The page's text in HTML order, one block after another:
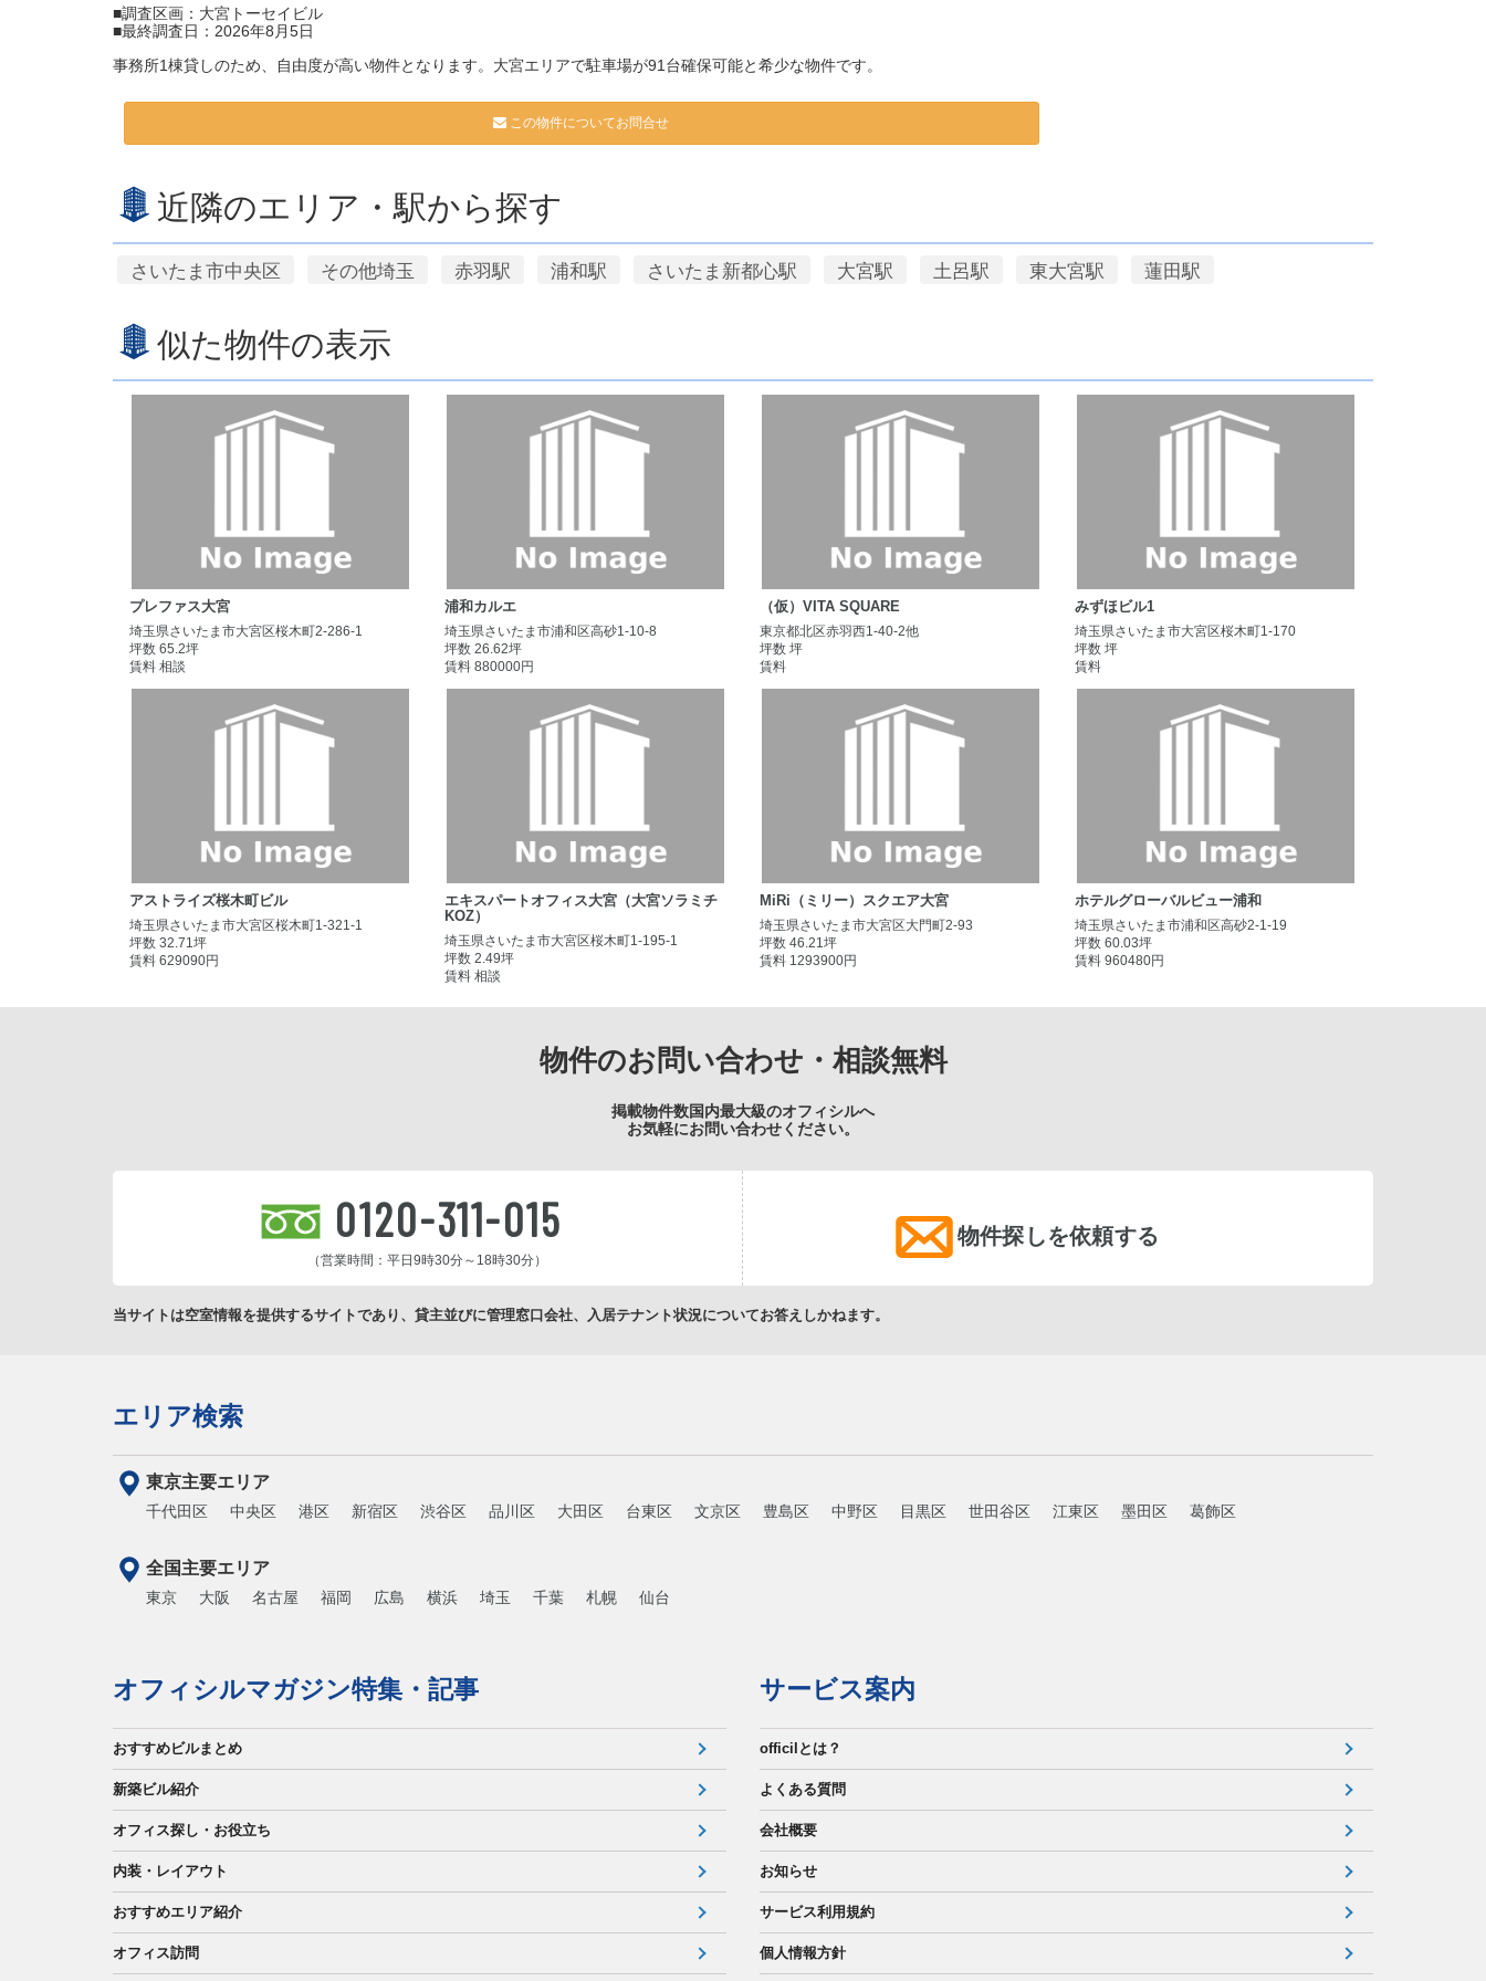
■調査区画：大宮トーセイビル
■最終調査日：2026年8月5日
事務所1棟貸しのため、自由度が高い物件となります。大宮エリアで駐車場が91台確保可能と希少な物件です。
この物件についてお問合せ
近隣のエリア・駅から探す
さいたま市中央区 その他埼玉 赤羽駅 浦和駅 さいたま新都心駅 大宮駅 土呂駅 東大宮駅 蓮田駅
似た物件の表示
プレファス大宮
埼玉県さいたま市大宮区桜木町2-286-1
坪数 65.2坪
賃料 相談
浦和カルエ
埼玉県さいたま市浦和区高砂1-10-8
坪数 26.62坪
賃料 880000円
（仮）VITA SQUARE
東京都北区赤羽西1-40-2他
坪数 坪
賃料
みずほビル1
埼玉県さいたま市大宮区桜木町1-170
坪数 坪
賃料
アストライズ桜木町ビル
埼玉県さいたま市大宮区桜木町1-321-1
坪数 32.71坪
賃料 629090円
エキスパートオフィス大宮（大宮ソラミチ
KOZ）
埼玉県さいたま市大宮区桜木町1-195-1
坪数 2.49坪
賃料 相談
MiRi（ミリー）スクエア大宮
埼玉県さいたま市大宮区大門町2-93
坪数 46.21坪
賃料 1293900円
ホテルグローバルビュー浦和
埼玉県さいたま市浦和区高砂2-1-19
坪数 60.03坪
賃料 960480円
物件のお問い合わせ・相談無料
掲載物件数国内最大級のオフィシルへ
お気軽にお問い合わせください。
0120-311-015
（営業時間：平日9時30分～18時30分）
物件探しを依頼する
当サイトは空室情報を提供するサイトであり、貸主並びに管理窓口会社、入居テナント状況についてお答えしかねます。
エリア検索
東京主要エリア
千代田区 中央区 港区 新宿区 渋谷区 品川区 大田区 台東区 文京区 豊島区 中野区 目黒区 世田谷区 江東区 墨田区 葛飾区
全国主要エリア
東京 大阪 名古屋 福岡 広島 横浜 埼玉 千葉 札幌 仙台
オフィシルマガジン特集・記事
おすすめビルまとめ
新築ビル紹介
オフィス探し・お役立ち
内装・レイアウト
おすすめエリア紹介
オフィス訪問
サービス案内
officilとは？
よくある質問
会社概要
お知らせ
サービス利用規約
個人情報方針